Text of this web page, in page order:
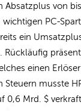
Absatzplus von
PC-
ein
Rückläufig
einen
Steuern musste
0,6 Mrd. $